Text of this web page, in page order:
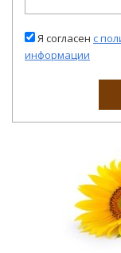
Я согласен с
информации